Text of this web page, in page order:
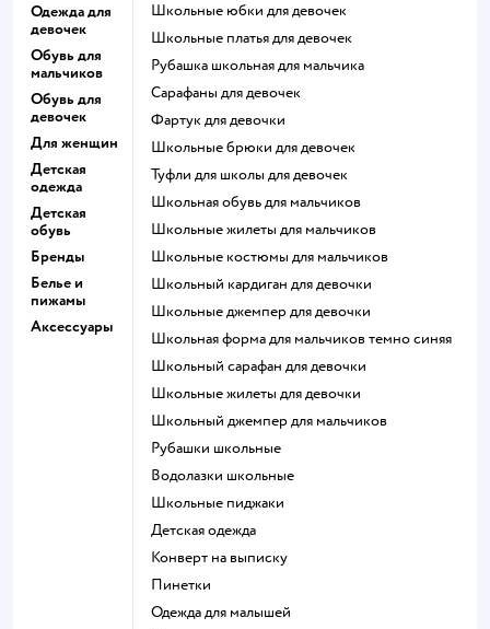
Одежда для
девочек
Обувь для
мальчиков
Обувь для
девочек
Для женщин
Детская
одежда
Детская
обувь
Бренды
Белье и
пижамы
Аксессуары
Школьные юбки для девочек
Школьные платья для девочек
Рубашка школьная для мальчика
Сарафаны для девочек
Фартук для девочки
Школьные брюки для девочек
Туфли для школы для девочек
Школьная обувь для мальчиков
Школьные жилеты для мальчиков
Школьные костюмы для мальчиков
Школьный кардиган для девочки
Школьные джемпер для девочки
Школьная форма для мальчиков темно синяя
Школьный сарафан для девочки
Школьные жилеты для девочки
Школьный джемпер для мальчиков
Рубашки школьные
Водолазки школьные
Школьные пиджаки
Детская одежда
Конверт на выписку
Пинетки
Одежда для малышей